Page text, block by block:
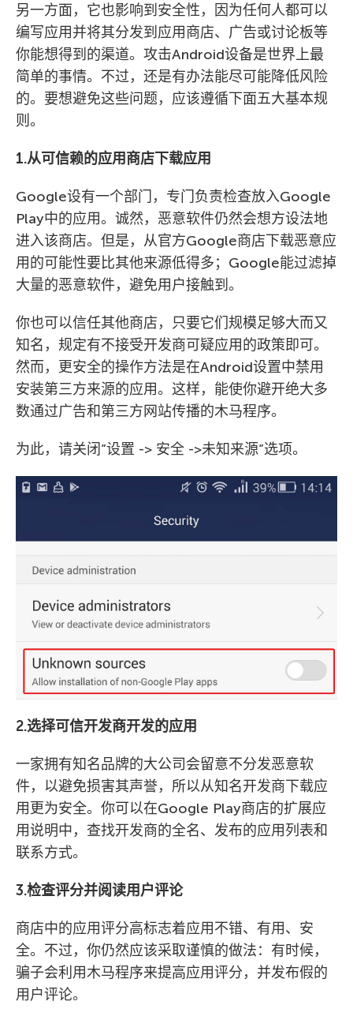
另一方面，它也影响到安全性，因为任何人都可以
编写应用并将其分发到应用商店、广告或讨论板等
你能想得到的渠道。攻击Android设备是世界上最
简单的事情。不过，还是有办法能尽可能降低风险
的。要想避免这些问题，应该遵循下面五大基本规
则。
1.从可信赖的应用商店下载应用
Google设有一个部门，专门负责检查放入Google
Play中的应用。诚然，恶意软件仍然会想方设法地
进入该商店。但是，从官方Google商店下载恶意应
用的可能性要比其他来源低得多；Google能过滤掉
大量的恶意软件，避免用户接触到。
你也可以信任其他商店，只要它们规模足够大而又
知名，规定有不接受开发商可疑应用的政策即可。
然而，更安全的操作方法是在Android设置中禁用
安装第三方来源的应用。这样，能使你避开绝大多
数通过广告和第三方网站传播的木马程序。
为此，请关闭”设置 -> 安全 ->未知来源”选项。
2.选择可信开发商开发的应用
一家拥有知名品牌的大公司会留意不分发恶意软
件，以避免损害其声誉，所以从知名开发商下载应
用更为安全。你可以在Google Play商店的扩展应
用说明中，查找开发商的全名、发布的应用列表和
联系方式。
3.检查评分并阅读用户评论
商店中的应用评分高标志着应用不错、有用、安
全。不过，你仍然应该采取谨慎的做法：有时候，
骗子会利用木马程序来提高应用评分，并发布假的
用户评论。